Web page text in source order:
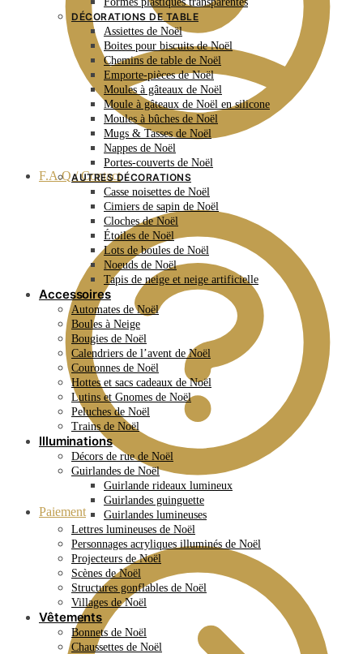
F.A.Q / Contact
Paiement
DÉCORATIONS DE TABLE
Assiettes de Noël
Boites pour biscuits de Noël
Chemins de table de Noël
Emporte-pièces de Noël
Moules à gâteaux de Noël
Moule à gâteaux de Noël en silicone
Moules à bûches de Noël
Mugs & Tasses de Noël
Nappes de Noël
Portes-couverts de Noël
AUTRES DÉCORATIONS
Casse noisettes de Noël
Cimiers de sapin de Noël
Cloches de Noël
Étoiles de Noël
Lots de boules de Noël
Noeuds de Noël
Tapis de neige et neige artificielle
Accessoires
Automates de Noël
Boules à Neige
Bougies de Noël
Calendriers de l’avent de Noël
Couronnes de Noël
Hottes et sacs cadeaux de Noël
Lutins et Gnomes de Noël
Peluches de Noël
Trains de Noël
Illuminations
Décors de rue de Noël
Guirlandes de Noël
Guirlande rideaux lumineux
Guirlandes guinguette
Guirlandes lumineuses
Lettres lumineuses de Noël
Personnages acryliques illuminés de Noël
Projecteurs de Noël
Scènes de Noël
Structures gonflables de Noël
Villages de Noël
Vêtements
Bonnets de Noël
Chaussettes de Noël